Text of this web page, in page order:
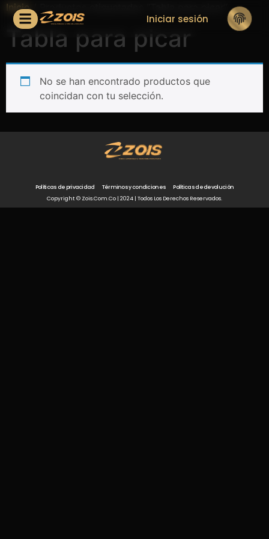
Iniciar sesión
Inicio/ Productos etiquetados “Tabla para picar”
Tabla para picar
No se han encontrado productos que
coincidan con tu selección.
Políticas de privacidad Términos y condiciones
Políticas de devolución
Copyright © Zois.com.co | 2024 | Todos Los Derechos Reservados.